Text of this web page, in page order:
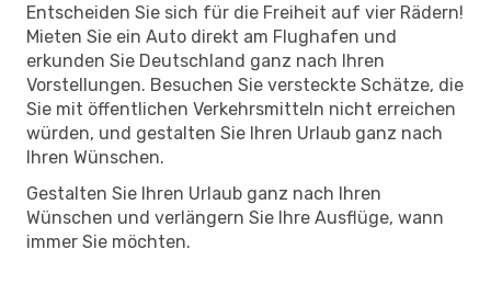
Entscheiden Sie sich für die Freiheit auf vier Rädern!
Mieten Sie ein Auto direkt am Flughafen und
erkunden Sie Deutschland ganz nach Ihren
Vorstellungen. Besuchen Sie versteckte Schätze, die
Sie mit öffentlichen Verkehrsmitteln nicht erreichen
würden, und gestalten Sie Ihren Urlaub ganz nach
Ihren Wünschen.
Gestalten Sie Ihren Urlaub ganz nach Ihren
Wünschen und verlängern Sie Ihre Ausflüge, wann
immer Sie möchten.